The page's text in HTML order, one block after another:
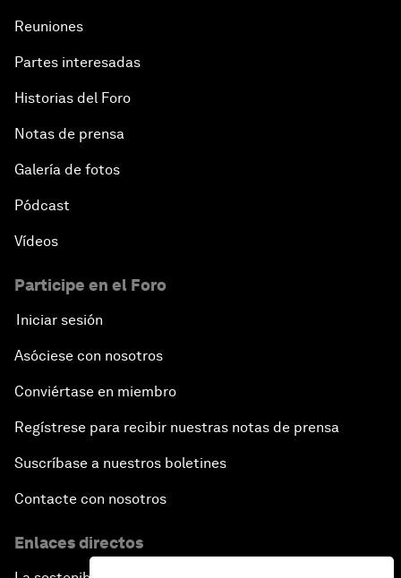
Reuniones
Partes interesadas
Historias del Foro
Notas de prensa
Galería de fotos
Pódcast
Vídeos
Participe en el Foro
Iniciar sesión
Asóciese con nosotros
Conviértase en miembro
Regístrese para recibir nuestras notas de prensa
Suscríbase a nuestros boletines
Contacte con nosotros
Enlaces directos